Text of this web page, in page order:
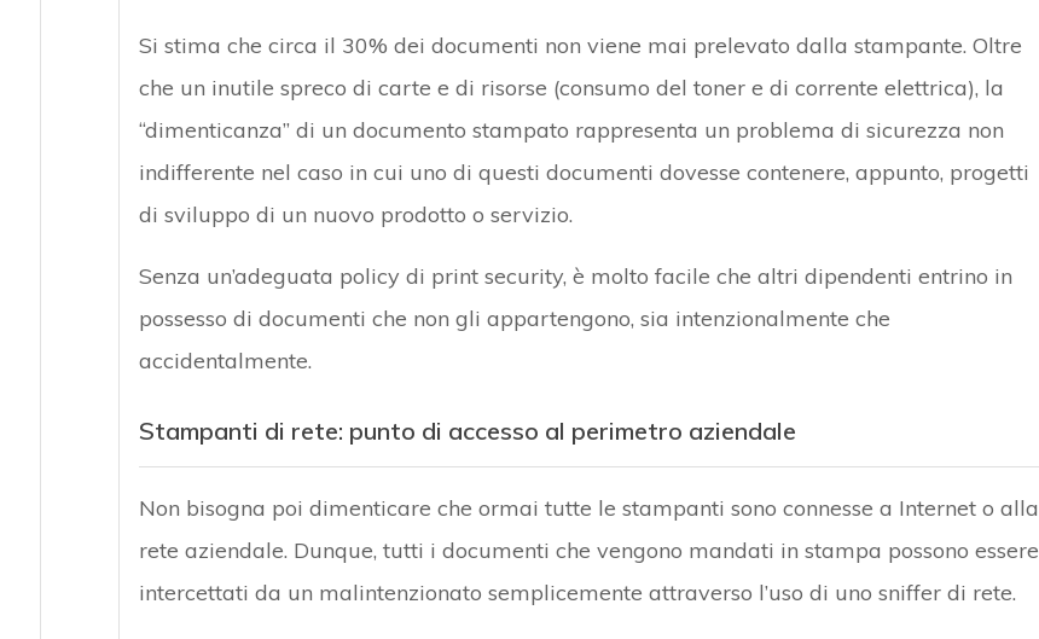
Si stima che circa il 30% dei documenti non viene mai prelevato dalla stampante. Oltre
che un inutile spreco di carte e di risorse (consumo del toner e di corrente elettrica), la
“dimenticanza” di un documento stampato rappresenta un problema di sicurezza non
indifferente nel caso in cui uno di questi documenti dovesse contenere, appunto, progetti
di sviluppo di un nuovo prodotto o servizio.
Senza un’adeguata policy di print security, è molto facile che altri dipendenti entrino in
possesso di documenti che non gli appartengono, sia intenzionalmente che
accidentalmente.
Stampanti di rete: punto di accesso al perimetro aziendale
Non bisogna poi dimenticare che ormai tutte le stampanti sono connesse a Internet o alla
rete aziendale. Dunque, tutti i documenti che vengono mandati in stampa possono essere
intercettati da un malintenzionato semplicemente attraverso l’uso di uno sniffer di rete.